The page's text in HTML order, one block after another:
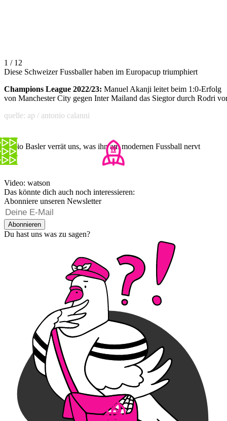
1 / 12
Diese Schweizer Fussballer haben im Europacup triumphiert
Champions League 2022/23: Manuel Akanji leitet beim 1:0-Erfolg
von Manchester City gegen Inter Mailand das Siegtor durch Rodri
quelle: ap / antonio calanni
Mario Basler verrät uns, was ihn am modernen Fussball nervt
Video: watson
Das könnte dich auch noch interessieren:
Abonniere unseren Newsletter
Abonnieren
Du hast uns was zu sagen?